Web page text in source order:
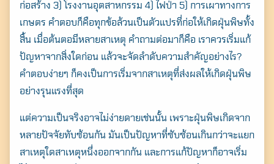
ก่อสร้าง 3) โรงงานอุตสาหกรรม 4) ไฟป่า 5) การเผาทางการ
เกษตร คำตอบก็คือทุกข้อล้วนเป็นตัวแปรที่ก่อให้เกิดฝุ่นพิษทั้ง
สิ้น เมื่อต้นตอมีหลายสาเหตุ คำถามต่อมาก็คือ เราควรเริ่มแก้
ปัญหาจากสิ่งใดก่อน แล้วจะจัดลำดับความสำคัญอย่างไร?
คำตอบง่ายๆ ก็คงเป็นการเริ่มจากสาเหตุที่ส่งผลให้เกิดฝุ่นพิษ
อย่างรุนแรงที่สุด
แต่ความเป็นจริงอาจไม่ง่ายดายเช่นนั้น เพราะฝุ่นพิษเกิดจาก
หลายปัจจัยทับซ้อนกัน มันเป็นปัญหาที่ซับซ้อนเกินกว่าจะแยก
สาเหตุใดสาเหตุหนึ่งออกจากกัน และการแก้ปัญหาก็อาจเริ่ม